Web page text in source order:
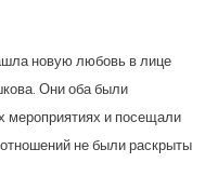
новую любовь в лице
Они оба были
мероприятиях и посещали
не были раскрыты